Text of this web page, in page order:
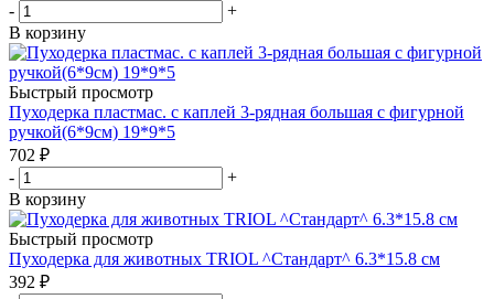
-
+
В корзину
Быстрый просмотр
Пуходерка пластмас. с каплей 3-рядная большая с фигурной
ручкой(6*9см) 19*9*5
702 ₽
-
+
В корзину
Быстрый просмотр
Пуходерка для животных TRIOL ^Стандарт^ 6.3*15.8 см
392 ₽